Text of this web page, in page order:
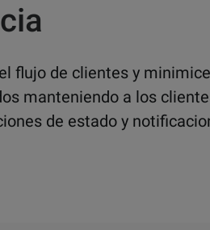
flujo de clientes y
manteniendo a los
de estado y